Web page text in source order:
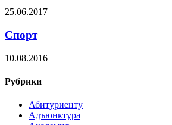
25.06.2017
Спорт
10.08.2016
Рубрики
Абитуриенту
Адъюнктура